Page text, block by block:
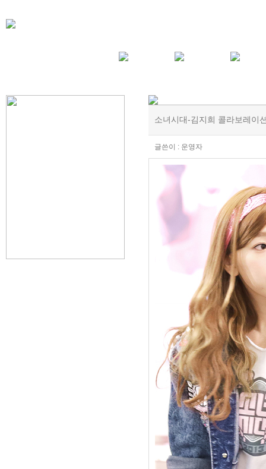
소녀시대-김지희 콜라보레이
글쓴이 : 운영자